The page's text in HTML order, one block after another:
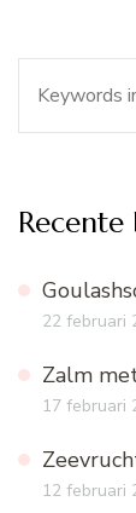
naar:
22 februari
Zalm
17 februari
12 februari